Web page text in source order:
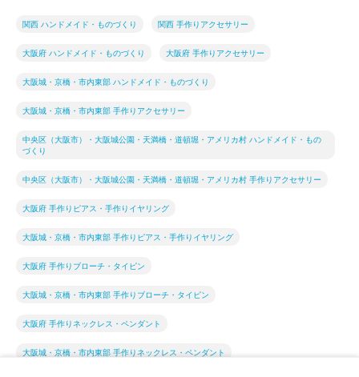
関西 ハンドメイド・ものづくり 関西 手作りアクセサリー
大阪府 ハンドメイド・ものづくり 大阪府 手作りアクセサリー
大阪城・京橋・市内東部 ハンドメイド・ものづくり
大阪城・京橋・市内東部 手作りアクセサリー
中央区（大阪市）・大阪城公園・天満橋・道頓堀・アメリカ村 ハンドメイド・もの
づくり
中央区（大阪市）・大阪城公園・天満橋・道頓堀・アメリカ村 手作りアクセサリー
大阪府 手作りピアス・手作りイヤリング
大阪城・京橋・市内東部 手作りピアス・手作りイヤリング
大阪府 手作りブローチ・タイピン
大阪城・京橋・市内東部 手作りブローチ・タイピン
大阪府 手作りネックレス・ペンダント
大阪城・京橋・市内東部 手作りネックレス・ペンダント